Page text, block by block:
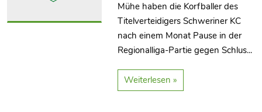
Mühe haben die Korfballer des
Titelverteidigers Schweriner KC
nach einem Monat Pause in der
Regionalliga-Partie gegen Schlus...
Weiterlesen »